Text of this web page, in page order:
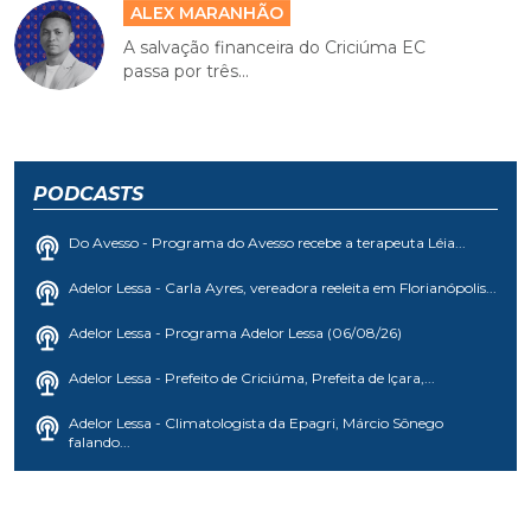
ALEX MARANHÃO
A salvação financeira do Criciúma EC
passa por três...
PODCASTS
Do Avesso - Programa do Avesso recebe a terapeuta Léia...
Adelor Lessa - Carla Ayres, vereadora reeleita em Florianópolis...
Adelor Lessa - Programa Adelor Lessa (06/08/26)
Adelor Lessa - Prefeito de Criciúma, Prefeita de Içara,...
Adelor Lessa - Climatologista da Epagri, Márcio Sônego
falando...